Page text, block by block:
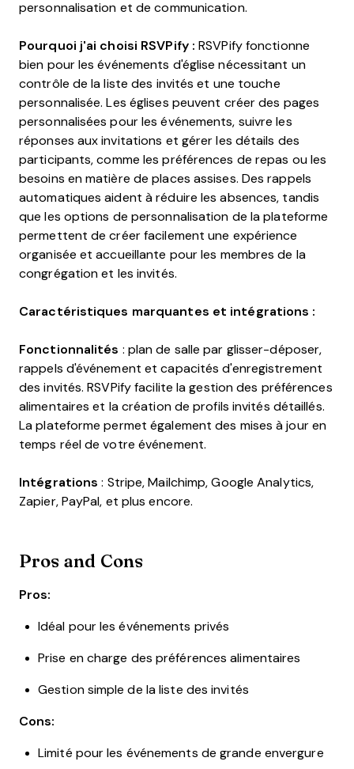
personnalisation et de communication.
Pourquoi j'ai choisi RSVPify : RSVPify fonctionne
bien pour les événements d'église nécessitant un
contrôle de la liste des invités et une touche
personnalisée. Les églises peuvent créer des pages
personnalisées pour les événements, suivre les
réponses aux invitations et gérer les détails des
participants, comme les préférences de repas ou les
besoins en matière de places assises. Des rappels
automatiques aident à réduire les absences, tandis
que les options de personnalisation de la plateforme
permettent de créer facilement une expérience
organisée et accueillante pour les membres de la
congrégation et les invités.
Caractéristiques marquantes et intégrations :
Fonctionnalités : plan de salle par glisser-déposer,
rappels d'événement et capacités d'enregistrement
des invités. RSVPify facilite la gestion des préférences
alimentaires et la création de profils invités détaillés.
La plateforme permet également des mises à jour en
temps réel de votre événement.
Intégrations : Stripe, Mailchimp, Google Analytics,
Zapier, PayPal, et plus encore.
Pros and Cons
Pros:
Idéal pour les événements privés
Prise en charge des préférences alimentaires
Gestion simple de la liste des invités
Cons:
Limité pour les événements de grande envergure